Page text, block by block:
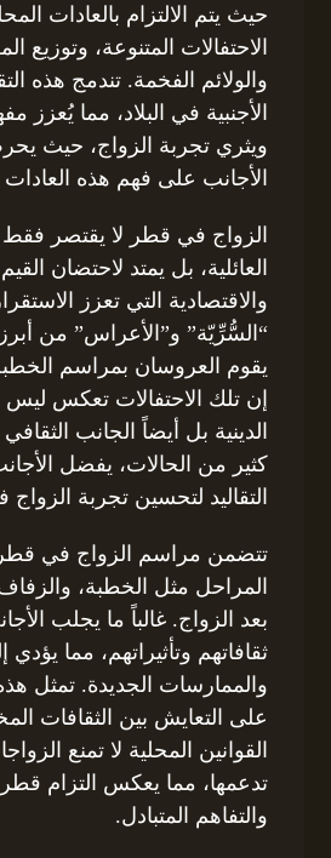
حيث يتم الالتزام بالعادات
الاحتفالات المتنوعة، وتوزيع
والولائم الفخمة. تندمج هذه
الأجنبية في البلاد، مما يُعزز
ويثري تجربة الزواج، حيث
الأجانب على فهم هذه
الزواج في قطر لا يقتصر
العائلية، بل يمتد لاحتضان
والاقتصادية التي تعزز
“السُّرِّيّة” و”الأعراس” من
يقوم العروسان بمراسم
إن تلك الاحتفالات تعكس
الدينية بل أيضاً الجانب
كثير من الحالات، يفضل
التقاليد لتحسين تجربة الزواج
تتضمن مراسم الزواج في
المراحل مثل الخطبة،
بعد الزواج. غالباً ما يجلب
ثقافاتهم وتأثيراتهم، مما يؤدي
والممارسات الجديدة. تمثل
على التعايش بين الثقافات
القوانين المحلية لا تمنع
تدعمها، مما يعكس التزام قطر
والتفاهم المتبادل.